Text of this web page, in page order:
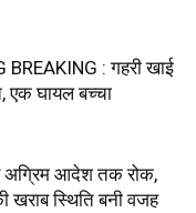
: गहरी खाई
एक घायल बच्चा
अग्रिम आदेश तक रोक,
खराब स्थिति बनी वजह